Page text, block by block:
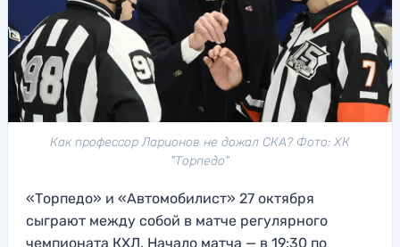
Как профессор Ларионов не дожал СКА? Фото: ХК
"Торпедо"
«Торпедо» и «Автомобилист» 27 октября
сыграют между собой в матче регулярного
чемпионата КХЛ. Начало матча — в 19:30 по